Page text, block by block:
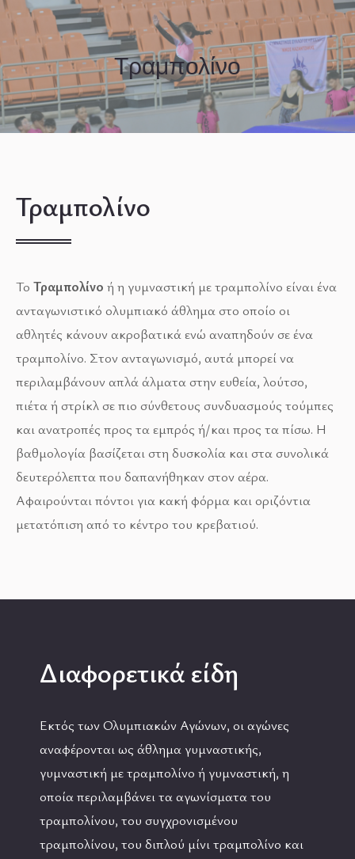
Τραμπολίνο
Τραμπολίνο
Το Τραμπολίνο ή η γυμναστική με τραμπολίνο είναι ένα
ανταγωνιστικό ολυμπιακό άθλημα στο οποίο οι
αθλητές κάνουν ακροβατικά ενώ αναπηδούν σε ένα
τραμπολίνο. Στον ανταγωνισμό, αυτά μπορεί να
περιλαμβάνουν απλά άλματα στην ευθεία, λούτσο,
πιέτα ή στρίκλ σε πιο σύνθετους συνδυασμούς τούμπες
και ανατροπές προς τα εμπρός ή/και προς τα πίσω. Η
βαθμολογία βασίζεται στη δυσκολία και στα συνολικά
δευτερόλεπτα που δαπανήθηκαν στον αέρα.
Αφαιρούνται πόντοι για κακή φόρμα και οριζόντια
μετατόπιση από το κέντρο του κρεβατιού.
Διαφορετικά είδη
Εκτός των Ολυμπιακών Αγώνων, οι αγώνες
αναφέρονται ως άθλημα γυμναστικής,
γυμναστική με τραμπολίνο ή γυμναστική, η
οποία περιλαμβάνει τα αγωνίσματα του
τραμπολίνου, του συγχρονισμένου
τραμπολίνου, του διπλού μίνι τραμπολίνο και